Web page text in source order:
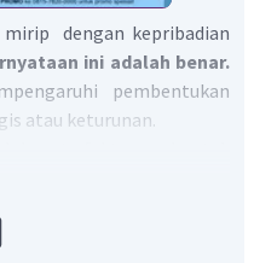
dengan kepribadian
ini adalah benar.
pembentukan
atau keturunan.
dari faktor yang
Namun, kalimat